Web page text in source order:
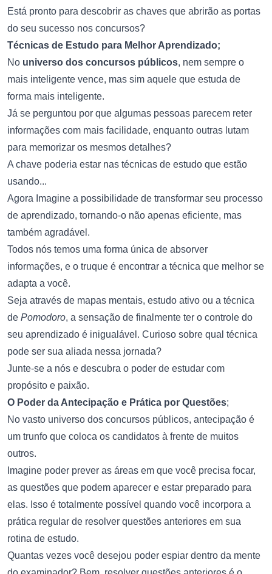
Está pronto para descobrir as chaves que abrirão as portas
do seu sucesso nos concursos?
Técnicas de Estudo para Melhor Aprendizado;
No universo dos concursos públicos, nem sempre o
mais inteligente vence, mas sim aquele que estuda de
forma mais inteligente.
Já se perguntou por que algumas pessoas parecem reter
informações com mais facilidade, enquanto outras lutam
para memorizar os mesmos detalhes?
A chave poderia estar nas técnicas de estudo que estão
usando...
Agora Imagine a possibilidade de transformar seu processo
de aprendizado, tornando-o não apenas eficiente, mas
também agradável.
Todos nós temos uma forma única de absorver
informações, e o truque é encontrar a técnica que melhor se
adapta a você.
Seja através de mapas mentais, estudo ativo ou a técnica
de Pomodoro, a sensação de finalmente ter o controle do
seu aprendizado é inigualável. Curioso sobre qual técnica
pode ser sua aliada nessa jornada?
Junte-se a nós e descubra o poder de estudar com
propósito e paixão.
O Poder da Antecipação e Prática por Questões;
No vasto universo dos concursos públicos, antecipação é
um trunfo que coloca os candidatos à frente de muitos
outros.
Imagine poder prever as áreas em que você precisa focar,
as questões que podem aparecer e estar preparado para
elas. Isso é totalmente possível quando você incorpora a
prática regular de resolver questões anteriores em sua
rotina de estudo.
Quantas vezes você desejou poder espiar dentro da mente